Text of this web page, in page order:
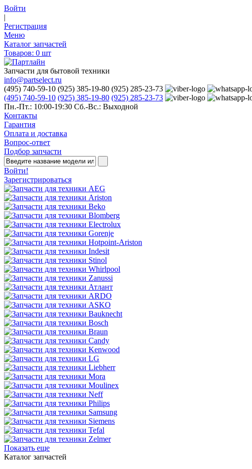
Войти
|
Регистрация
Меню
Каталог запчастей
Товаров: 0 шт
Запчасти для бытовой техники
info@partselect.ru
(495) 740-59-10 (925) 385-19-80 (925) 285-23-73
(495) 740-59-10 (925) 385-19-80 (925) 285-23-73
Пн.-Пт.: 10:00-19:30 Сб.-Вс.: Выходной
Контакты
Гарантия
Оплата и доставка
Вопрос-ответ
Подбор запчасти
Войти!
Зарегистрироваться
Показать еще
Каталог запчастей